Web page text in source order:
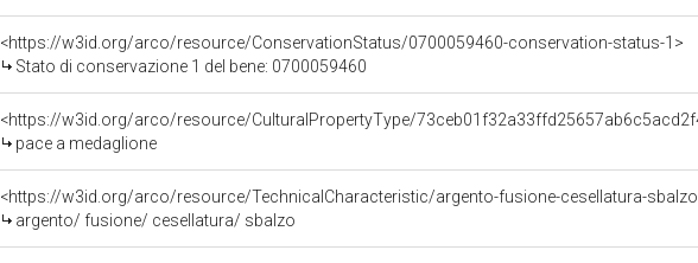
<https://w3id.org/arco/resource/ConservationStatus/0700059460-conservation-status-1>
Stato di conservazione 1 del bene: 0700059460
<https://w3id.org/arco/resource/CulturalPropertyType/
pace a medaglione
<https://w3id.org/arco/resource/TechnicalCharacteristic/argento-fusione-cesellatura-
argento/ fusione/ cesellatura/ sbalzo